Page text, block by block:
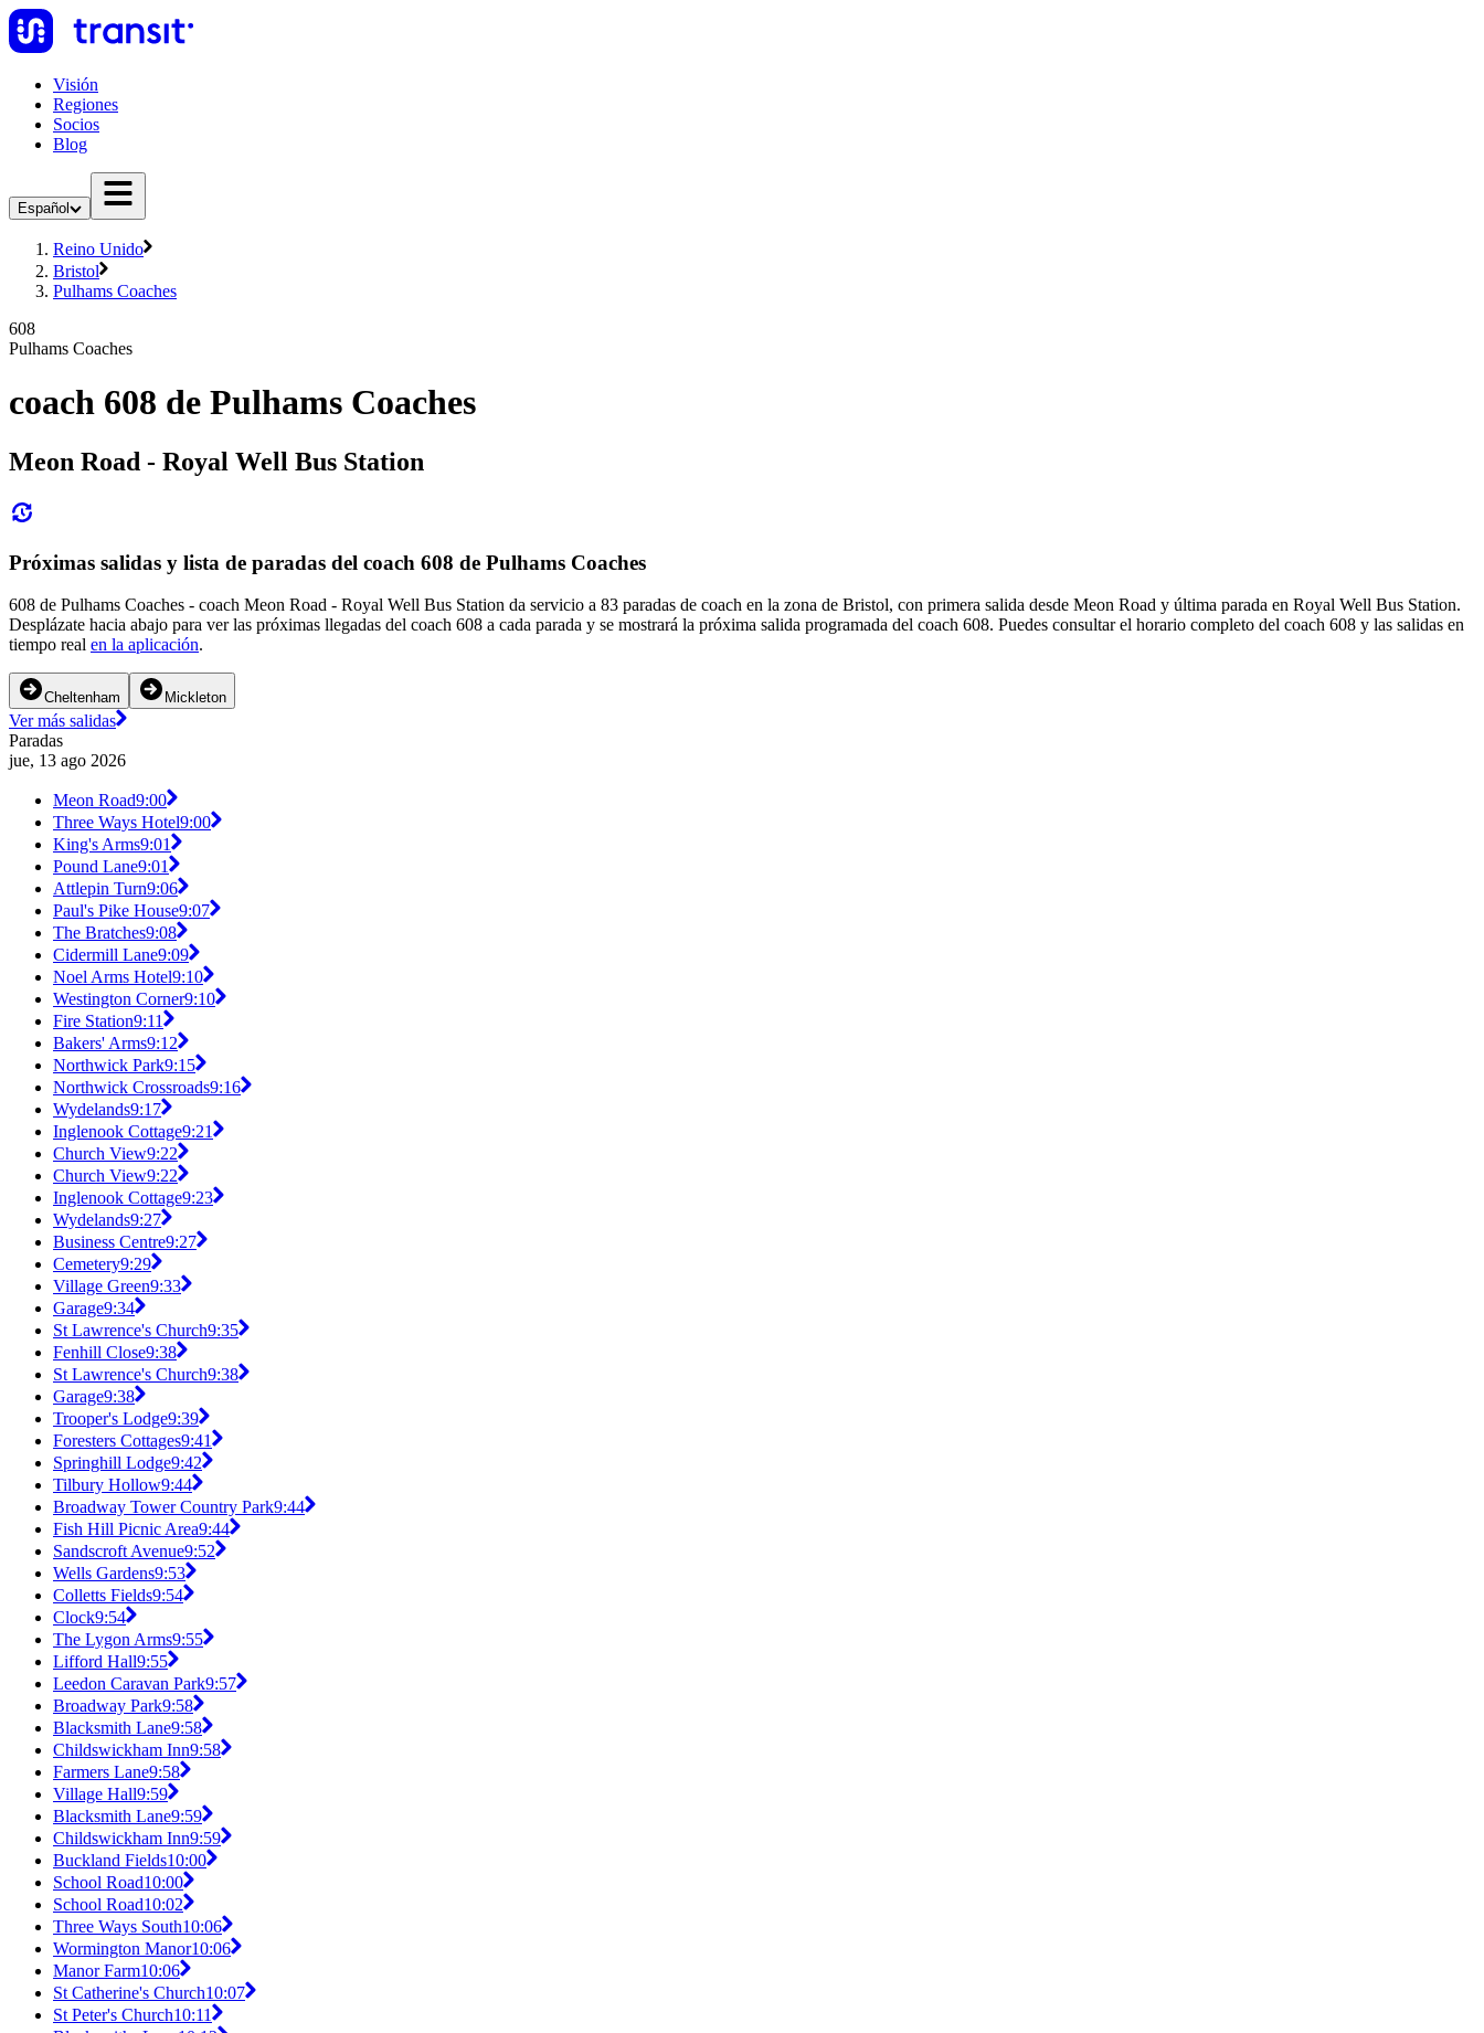
Visión
Regiones
Socios
Blog
Español
Reino Unido
Bristol
Pulhams Coaches
608
Pulhams Coaches
coach 608 de Pulhams Coaches
Meon Road - Royal Well Bus Station
Próximas salidas y lista de paradas del coach 608 de Pulhams Coaches
608 de Pulhams Coaches - coach Meon Road - Royal Well Bus Station da servicio a 83 paradas de coach en la zona de Bristol, con primera salida desde Meon Road y última parada en Royal Well Bus Station.
Desplázate hacia abajo para ver las próximas llegadas del coach 608 a cada parada y se mostrará la próxima salida programada del coach 608. Puedes consultar el horario completo del coach 608 y las salidas en
tiempo real en la aplicación.
Cheltenham Mickleton
Ver más salidas
Paradas
jue, 13 ago 2026
Meon Road9:00
Three Ways Hotel9:00
King's Arms9:01
Pound Lane9:01
Attlepin Turn9:06
Paul's Pike House9:07
The Bratches9:08
Cidermill Lane9:09
Noel Arms Hotel9:10
Westington Corner9:10
Fire Station9:11
Bakers' Arms9:12
Northwick Park9:15
Northwick Crossroads9:16
Wydelands9:17
Inglenook Cottage9:21
Church View9:22
Church View9:22
Inglenook Cottage9:23
Wydelands9:27
Business Centre9:27
Cemetery9:29
Village Green9:33
Garage9:34
St Lawrence's Church9:35
Fenhill Close9:38
St Lawrence's Church9:38
Garage9:38
Trooper's Lodge9:39
Foresters Cottages9:41
Springhill Lodge9:42
Tilbury Hollow9:44
Broadway Tower Country Park9:44
Fish Hill Picnic Area9:44
Sandscroft Avenue9:52
Wells Gardens9:53
Colletts Fields9:54
Clock9:54
The Lygon Arms9:55
Lifford Hall9:55
Leedon Caravan Park9:57
Broadway Park9:58
Blacksmith Lane9:58
Childswickham Inn9:58
Farmers Lane9:58
Village Hall9:59
Blacksmith Lane9:59
Childswickham Inn9:59
Buckland Fields10:00
School Road10:00
School Road10:02
Three Ways South10:06
Wormington Manor10:06
Manor Farm10:06
St Catherine's Church10:07
St Peter's Church10:11